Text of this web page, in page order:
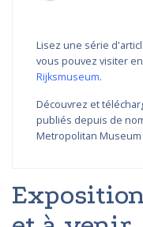
Lisez une série
vous pouvez visiter
Rijksmuseum.
Découvrez et
publiés depuis de
Metropolitan Museum